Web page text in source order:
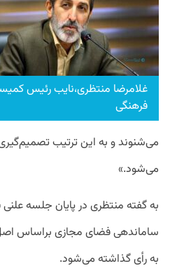
غلامرضا منتظری،نایب رئیس
فرهنگی
می‌شنوند و به این ترتیب
می‌شود.»
به گفته منتظری در پایان جلسه
به رأی گذاشته می‌شود.